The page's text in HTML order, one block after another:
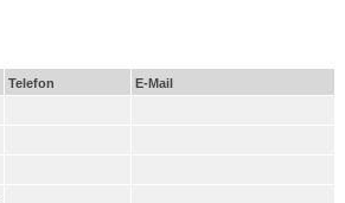
Telefon E-Mail